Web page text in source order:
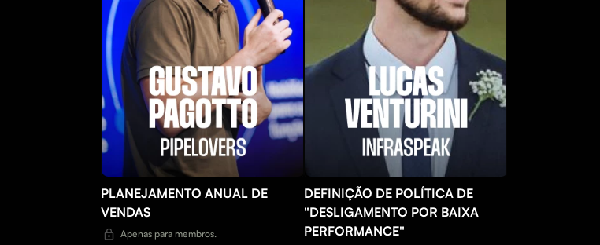
PLANEJAMENTO ANUAL DE
VENDAS
Apenas para membros.
DEFINIÇÃO DE POLÍTICA DE
"DESLIGAMENTO POR BAIXA
PERFORMANCE"